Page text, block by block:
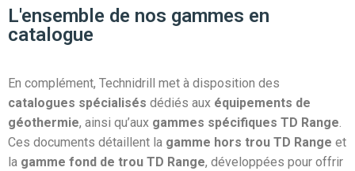
L'ensemble de nos gammes en
catalogue
En complément, Technidrill met à disposition des
catalogues spécialisés dédiés aux équipements de
géothermie, ainsi qu’aux gammes spécifiques TD Range.
Ces documents détaillent la gamme hors trou TD Range et
la gamme fond de trou TD Range, développées pour offrir